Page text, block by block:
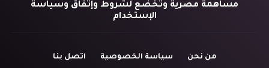
مساهمة مصرية وتخضع لشروط وإتفاق وسياسة
الإستخدام
من نحن سياسة الخصوصية اتصل بنا